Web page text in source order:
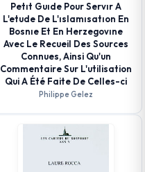
Petıt Guıde Pour Servır A
L'etude De L'ıslamısatıon En
Bosnıe Et En Herzegovıne
Avec Le Recueil Des Sources
Connues, Ainsi Qu'un
Commentaire Sur L'utilisation
Qui A Été Faite De Celles-ci
Philippe Gelez